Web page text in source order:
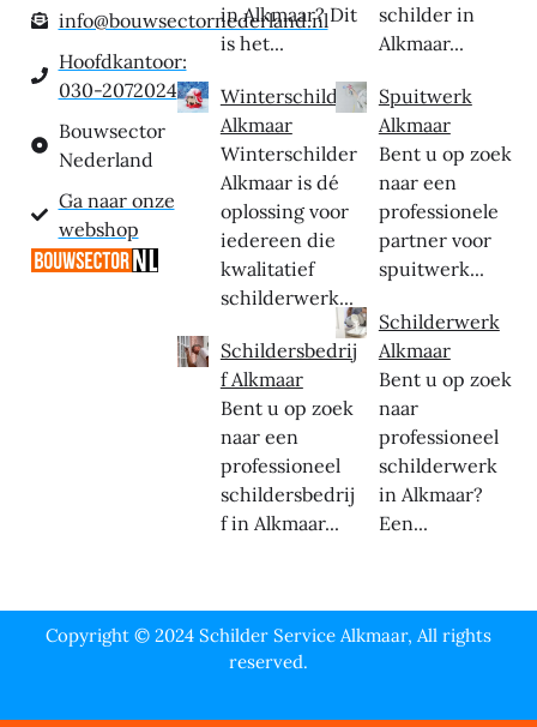
info@bouwsectornederland.nl
Hoofdkantoor:
030-2072024
Bouwsector
Nederland
Ga naar onze
webshop
in Alkmaar? Dit
is het...
Winterschilder
Alkmaar
Winterschilder
Alkmaar is dé
oplossing voor
iedereen die
kwalitatief
schilderwerk...
Schildersbedrij
f Alkmaar
Bent u op zoek
naar een
professioneel
schildersbedrij
f in Alkmaar...
schilder in
Alkmaar...
Spuitwerk
Alkmaar
Bent u op zoek
naar een
professionele
partner voor
spuitwerk...
Schilderwerk
Alkmaar
Bent u op zoek
naar
professioneel
schilderwerk
in Alkmaar?
Een...
Copyright © 2024 Schilder Service Alkmaar, All rights
reserved.